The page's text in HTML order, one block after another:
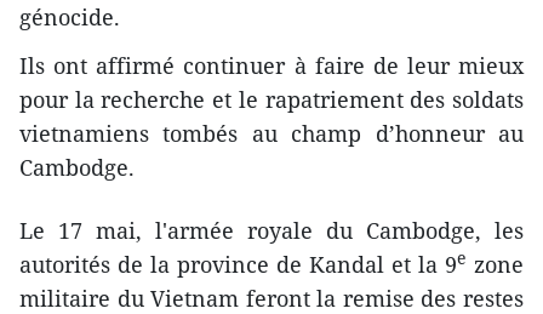
génocide.
Ils ont affirmé continuer à faire de leur mieux
pour la recherche et le rapatriement des soldats
vietnamiens tombés au champ d’honneur au
Cambodge.
Le 17 mai, l'armée royale du Cambodge, les
autorités de la province de Kandal et la 9e zone
militaire du Vietnam feront la remise des restes